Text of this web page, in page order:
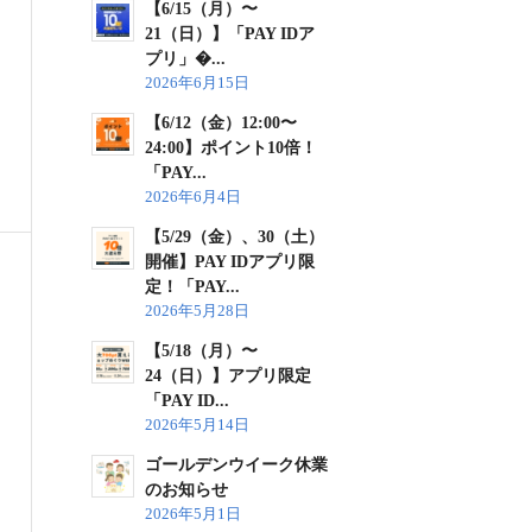
【6/15（月）〜
21（日）】「PAY IDア
プリ」�...
2026年6月15日
【6/12（金）12:00〜
24:00】ポイント10倍！
「PAY...
2026年6月4日
【5/29（金）、30（土）
開催】PAY IDアプリ限
定！「PAY...
2026年5月28日
【5/18（月）〜
24（日）】アプリ限定
「PAY ID...
2026年5月14日
ゴールデンウイーク休業
のお知らせ
2026年5月1日